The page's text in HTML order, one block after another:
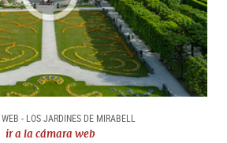
- LOS JARDINES DE MIRABELL
ir a la cámara web